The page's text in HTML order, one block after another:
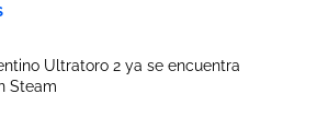
Ultratoro 2 ya se encuentra
Steam